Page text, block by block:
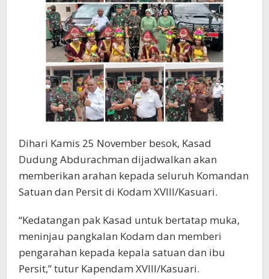
Dihari Kamis 25 November besok, Kasad
Dudung Abdurachman dijadwalkan akan
memberikan arahan kepada seluruh Komandan
Satuan dan Persit di Kodam XVIII/Kasuari.
“Kedatangan pak Kasad untuk bertatap muka,
meninjau pangkalan Kodam dan memberi
pengarahan kepada kepala satuan dan ibu
Persit,” tutur Kapendam XVIII/Kasuari.